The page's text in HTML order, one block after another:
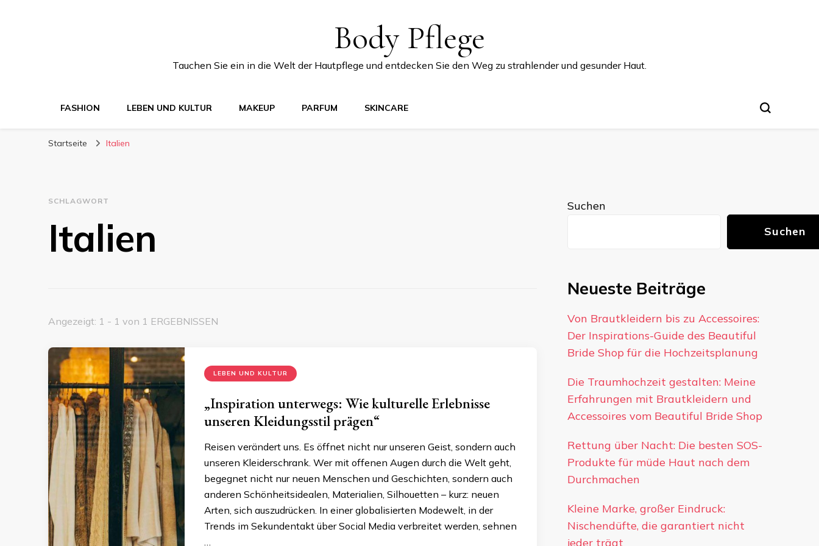
Body Pflege
Tauchen Sie ein in die Welt der Hautpflege und entdecken Sie den Weg zu strahlender und gesunder Haut.
FASHION LEBEN UND KULTUR MAKEUP PARFUM SKINCARE
Startseite Italien
SCHLAGWORT
Italien
Angezeigt: 1 - 1 von 1 ERGEBNISSEN
LEBEN UND KULTUR
„Inspiration unterwegs: Wie kulturelle Erlebnisse
unseren Kleidungsstil prägen“
Reisen verändert uns. Es öffnet nicht nur unseren Geist, sondern auch
unseren Kleiderschrank. Wer mit offenen Augen durch die Welt geht,
begegnet nicht nur neuen Menschen und Geschichten, sondern auch
anderen Schönheitsidealen, Materialien, Silhouetten – kurz: neuen
Arten, sich auszudrücken. In einer globalisierten Modewelt, in der
Trends im Sekundentakt über Social Media verbreitet werden, sehnen
…
Suchen
Suchen
Neueste Beiträge
Von Brautkleidern bis zu Accessoires:
Der Inspirations-Guide des Beautiful
Bride Shop für die Hochzeitsplanung
Die Traumhochzeit gestalten: Meine
Erfahrungen mit Brautkleidern und
Accessoires vom Beautiful Bride Shop
Rettung über Nacht: Die besten SOS-
Produkte für müde Haut nach dem
Durchmachen
Kleine Marke, großer Eindruck:
Nischendüfte, die garantiert nicht
jeder trägt